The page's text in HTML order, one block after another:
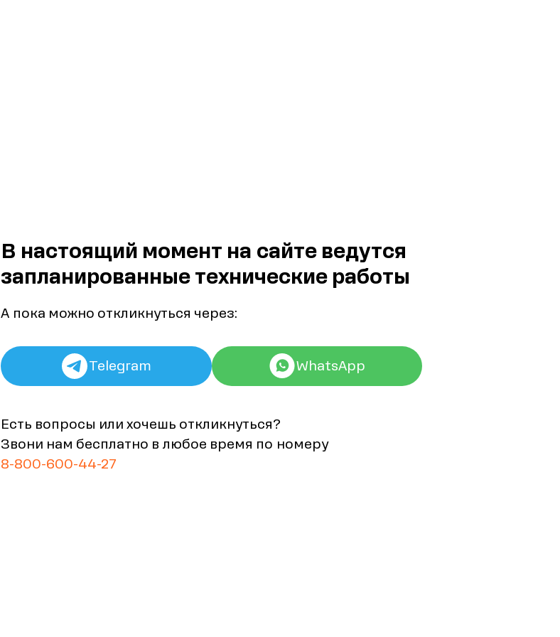
В настоящий момент на сайте ведутся
запланированные технические работы
А пока можно откликнуться через:
Telegram WhatsApp
Есть вопросы или хочешь откликнуться?
Звони нам бесплатно в любое время по номеру
8-800-600-44-27